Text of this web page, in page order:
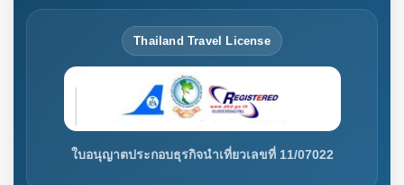
Thailand Travel License
ใบอนุญาตประกอบธุรกิจนำเที่ยวเลขที่ 11/07022